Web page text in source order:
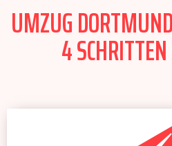
UMZUG
4